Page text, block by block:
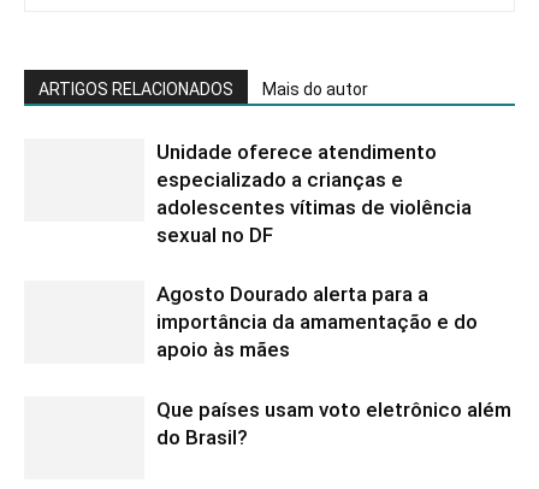
ARTIGOS RELACIONADOS Mais do autor
Unidade oferece atendimento
especializado a crianças e
adolescentes vítimas de violência
sexual no DF
Agosto Dourado alerta para a
importância da amamentação e do
apoio às mães
Que países usam voto eletrônico além
do Brasil?